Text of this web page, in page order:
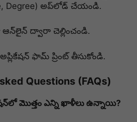
Degree) అప్‌లోడ్ చేయండి.
ఆన్‌లైన్ ద్వారా చెల్లించండి.
ఫామ్ ప్రింట్ తీసుకోండి.
Questions (FAQs)
మొత్తం ఎన్ని ఖాళీలు ఉన్నాయి?